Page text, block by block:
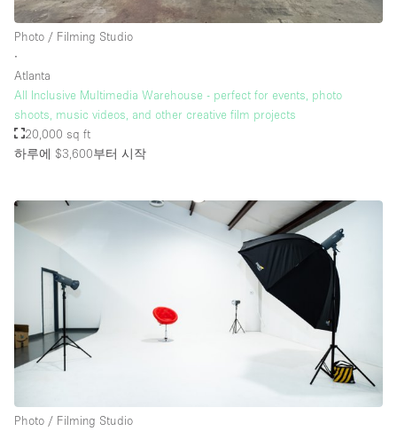
Photo / Filming Studio
∙
Atlanta
All Inclusive Multimedia Warehouse - perfect for events, photo
shoots, music videos, and other creative film projects
20,000 sq ft
하루에 $3,600부터 시작
Photo / Filming Studio